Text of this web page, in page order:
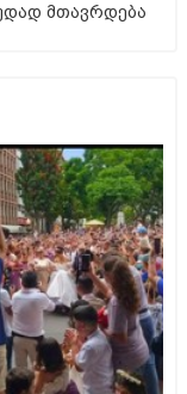
მთავრდება